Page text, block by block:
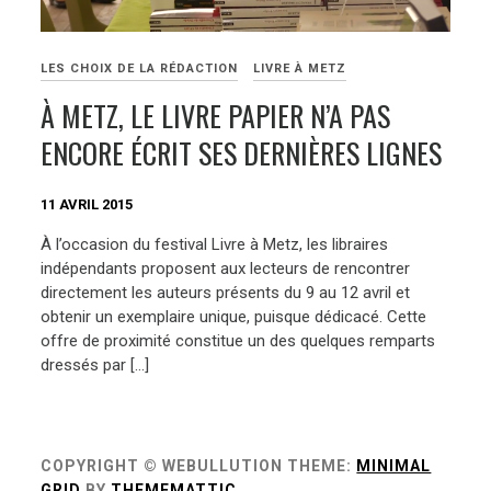
LES CHOIX DE LA RÉDACTION LIVRE À METZ
À METZ, LE LIVRE PAPIER N’A PAS
ENCORE ÉCRIT SES DERNIÈRES LIGNES
11 AVRIL 2015
À l’occasion du festival Livre à Metz, les libraires
indépendants proposent aux lecteurs de rencontrer
directement les auteurs présents du 9 au 12 avril et
obtenir un exemplaire unique, puisque dédicacé. Cette
offre de proximité constitue un des quelques remparts
dressés par […]
COPYRIGHT © WEBULLUTION THEME: MINIMAL